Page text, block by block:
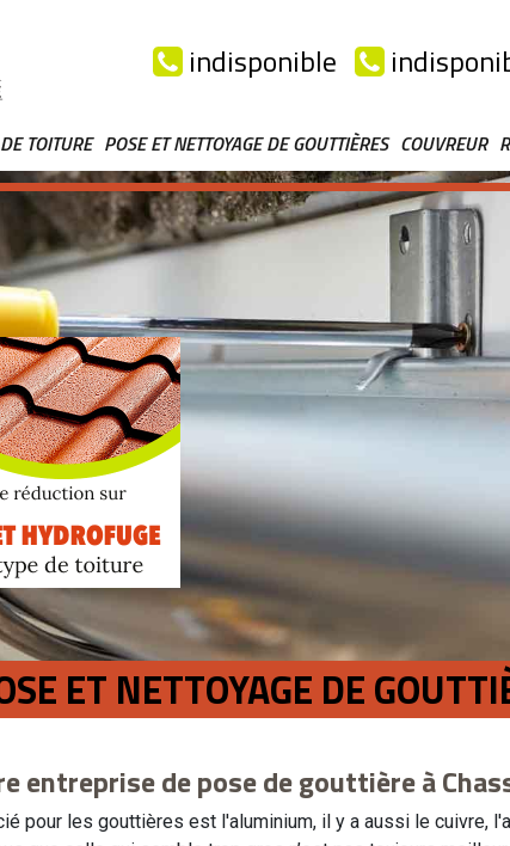
indisponible
TOITURE POSE ET NETTOYAGE DE GOUTTIÈRES COUVREUR
ET NETTOYAGE DE
entreprise de pose de gouttière à
pour les gouttières est l'aluminium, il y a aussi le cuivre,